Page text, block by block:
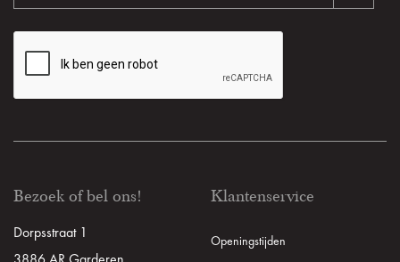
Bezoek of bel ons!
Dorpsstraat 1
Klantenservice
Openingstijden